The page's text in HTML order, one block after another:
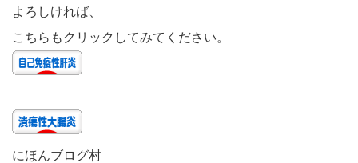
よろしければ、
こちらもクリックしてみてください。
にほんブログ村